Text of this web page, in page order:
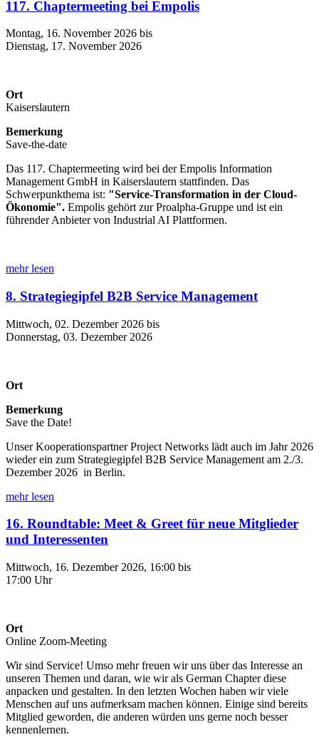
117. Chaptermeeting bei Empolis
Montag, 16. November 2026 bis
Dienstag, 17. November 2026
Ort
Kaiserslautern
Bemerkung
Save-the-date
Das 117. Chaptermeeting wird bei der Empolis Information
Management GmbH in Kaiserslautern stattfinden. Das
Schwerpunkthema ist: "Service-Transformation in der Cloud-
Ökonomie". Empolis gehört zur Proalpha-Gruppe und ist ein
führender Anbieter von Industrial AI Plattformen.
mehr lesen
8. Strategiegipfel B2B Service Management
Mittwoch, 02. Dezember 2026 bis
Donnerstag, 03. Dezember 2026
Ort
Bemerkung
Save the Date!
Unser Kooperationspartner Project Networks lädt auch im Jahr 2026
wieder ein zum Strategiegipfel B2B Service Management am 2./3.
Dezember 2026 in Berlin.
mehr lesen
16. Roundtable: Meet & Greet für neue Mitglieder
und Interessenten
Mittwoch, 16. Dezember 2026, 16:00 bis
17:00 Uhr
Ort
Online Zoom-Meeting
Wir sind Service! Umso mehr freuen wir uns über das Interesse an
unseren Themen und daran, wie wir als German Chapter diese
anpacken und gestalten. In den letzten Wochen haben wir viele
Menschen auf uns aufmerksam machen können. Einige sind bereits
Mitglied geworden, die anderen würden uns gerne noch besser
kennenlernen.